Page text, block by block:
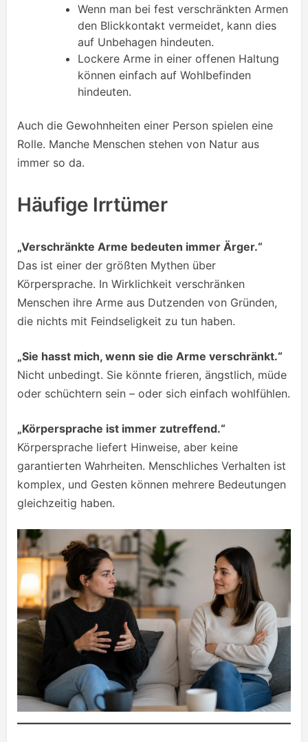
Wenn man bei fest verschränkten Armen
den Blickkontakt vermeidet, kann dies
auf Unbehagen hindeuten.
Lockere Arme in einer offenen Haltung
können einfach auf Wohlbefinden
hindeuten.
Auch die Gewohnheiten einer Person spielen eine
Rolle. Manche Menschen stehen von Natur aus
immer so da.
Häufige Irrtümer
„Verschränkte Arme bedeuten immer Ärger.“
Das ist einer der größten Mythen über
Körpersprache. In Wirklichkeit verschränken
Menschen ihre Arme aus Dutzenden von Gründen,
die nichts mit Feindseligkeit zu tun haben.
„Sie hasst mich, wenn sie die Arme verschränkt.“
Nicht unbedingt. Sie könnte frieren, ängstlich, müde
oder schüchtern sein – oder sich einfach wohlfühlen.
„Körpersprache ist immer zutreffend.“
Körpersprache liefert Hinweise, aber keine
garantierten Wahrheiten. Menschliches Verhalten ist
komplex, und Gesten können mehrere Bedeutungen
gleichzeitig haben.